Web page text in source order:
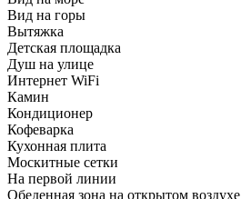
Вид на горы
Вытяжка
Детская площадка
Душ на улице
Интернет WiFi
Камин
Кондиционер
Кофеварка
Кухонная плита
Москитные сетки
На первой линии
Обеденная зона на открытом воздухе